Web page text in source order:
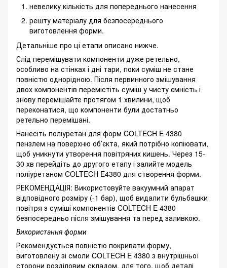
невелику кількість для попереднього нанесення
решту матеріалу для безпосереднього
виготовлення форми.
Детальніше про ці етапи описано нижче.
Слід перемішувати компоненти дуже ретельно,
особливо на стінках і дні тари, поки суміш не стане
повністю однорідною. Після первинного змішування
двох компонентів перемістіть суміш у чисту ємність і
знову перемішайте протягом 1 хвилини, щоб
переконатися, що компоненти були достатньо
ретельно перемішані.
Нанесіть поліуретан для форм COLTECH E 4380
пензлем на поверхню об’єкта, який потрібно копіювати,
щоб уникнути утворення повітряних кишень. Через 15-
30 хв перейдіть до другого етапу і залийте модель
поліуретаном COLTECH E4380 для створення форми.
РЕКОМЕНДАЦІЯ: Використовуйте вакуумний апарат
відповідного розміру (-1 бар), щоб видалити бульбашки
повітря з суміші компонентів COLTECH E 4380
безпосередньо після змішування та перед заливкою.
Використання форми
Рекомендується повністю покривати форму,
виготовлену зі смоли COLTECH E 4380 з внутрішньої
сторони розділовим складом, для того, щоб деталі